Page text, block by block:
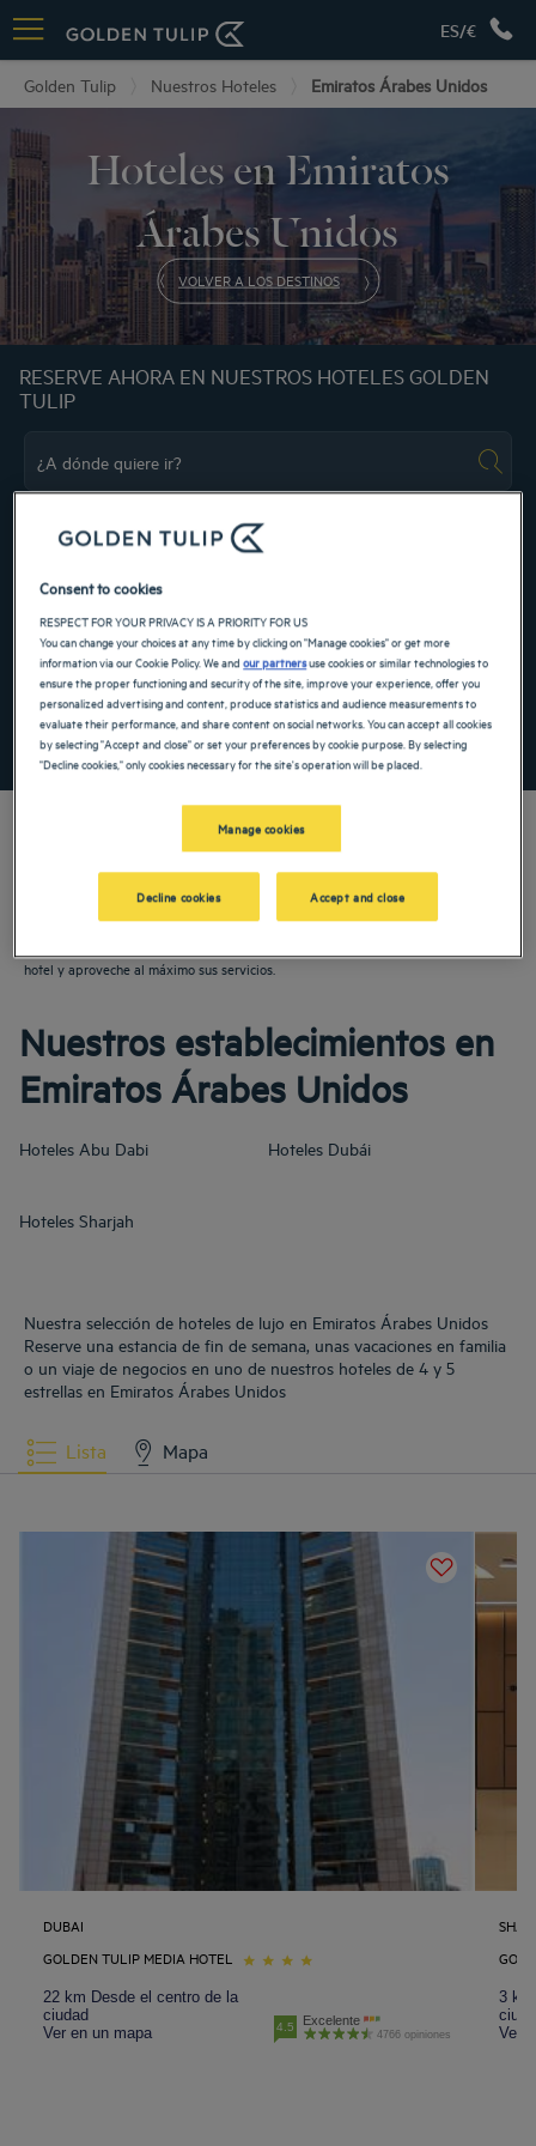
ES/€
Golden Tulip Nuestros Hoteles Emiratos Árabes Unidos
Hoteles en Emiratos
Árabes Unidos
VOLVER A LOS DESTINOS
RESERVE AHORA EN NUESTROS HOTELES GOLDEN
TULIP
ENCONTRAR UN HOTEL
Añadir un código especial
¡Descubra nuestros hoteles de 3, 4 y 5 estrellas en Emiratos Árabes Unidos! Para
unas vacaciones familiares o un agradable viaje de negocios, reserve su
hotel y aproveche al máximo sus servicios.
Nuestros establecimientos en
Emiratos Árabes Unidos
Hoteles Abu Dabi Hoteles Dubái
Hoteles Sharjah
Nuestra selección de hoteles de lujo en Emiratos Árabes Unidos
Reserve una estancia de fin de semana, unas vacaciones en familia
o un viaje de negocios en uno de nuestros hoteles de 4 y 5
estrellas en Emiratos Árabes Unidos
Lista Mapa
DUBAI
GOLDEN TULIP MEDIA HOTEL
22 km Desde el centro de la
ciudad
Ver en un mapa
4.5 Excelente
4766 opiniones
3
Ver
Consent to cookies
RESPECT FOR YOUR PRIVACY IS A PRIORITY FOR US
You can change your choices at any time by clicking on "Manage cookies" or get more
information via our Cookie Policy. We andour partnersuse cookies or similar technologies to
ensure the proper functioning and security of the site, improve your experience, offer you
personalized advertising and content, produce statistics and audience measurements to
evaluate their performance, and share content on social networks. You can accept all cookies
by selecting "Accept and close" or set your preferences by cookie purpose. By selecting
"Decline cookies," only cookies necessary for the site's operation will be placed.
Manage cookies
Decline cookies Accept and close